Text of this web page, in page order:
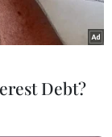
Hà Nội, cổ
HNX-Index
mức 72,19
đạt 125,88
Debt?